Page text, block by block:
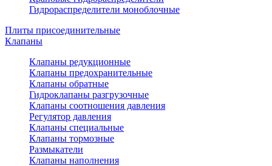
Гидрораспределители моноблочные
Плиты присоединительные
Клапаны
Клапаны редукционные
Клапаны предохранительные
Клапаны обратные
Гидроклапаны разгрузочные
Клапаны соотношения давления
Регулятор давления
Клапаны специальные
Клапаны тормозные
Размыкатели
Клапаны наполнения